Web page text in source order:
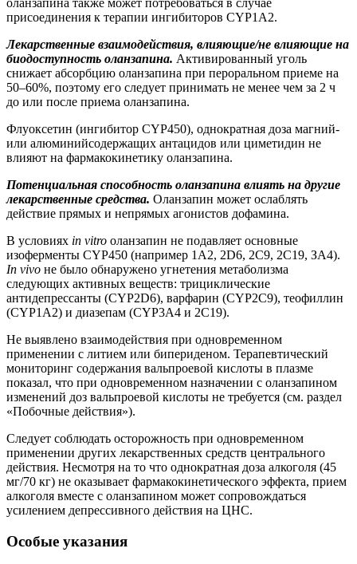
оланзапина также может потребоваться в случае
присоединения к терапии ингибиторов CYP1A2.
Лекарственные взаимодействия, влияющие/не влияющие на
биодоступность оланзапина. Активированный уголь
снижает абсорбцию оланзапина при пероральном приеме на
50–60%, поэтому его следует принимать не менее чем за 2 ч
до или после приема оланзапина.
Флуоксетин (ингибитор CYP450), однократная доза магний-
или алюминийсодержащих антацидов или циметидин не
влияют на фармакокинетику оланзапина.
Потенциальная способность оланзапина влиять на другие
лекарственные средства. Оланзапин может ослаблять
действие прямых и непрямых агонистов дофамина.
В условиях in vitro оланзапин не подавляет основные
изоферменты CYP450 (например 1А2, 2D6, 2С9, 2С19, ЗА4).
In vivo не было обнаружено угнетения метаболизма
следующих активных веществ: трициклические
антидепрессанты (CYP2D6), варфарин (CYP2C9), теофиллин
(CYP1А2) и диазепам (CYP3A4 и 2С19).
Не выявлено взаимодействия при одновременном
применении с литием или бипериденом. Терапевтический
мониторинг содержания вальпроевой кислоты в плазме
показал, что при одновременном назначении с оланзапином
изменений доз вальпроевой кислоты не требуется (см. раздел
«Побочные действия»).
Следует соблюдать осторожность при одновременном
применении других лекарственных средств центрального
действия. Несмотря на то что однократная доза алкоголя (45
мг/70 кг) не оказывает фармакокинетического эффекта, прием
алкоголя вместе с оланзапином может сопровождаться
усилением депрессивного действия на ЦНС.
Особые указания